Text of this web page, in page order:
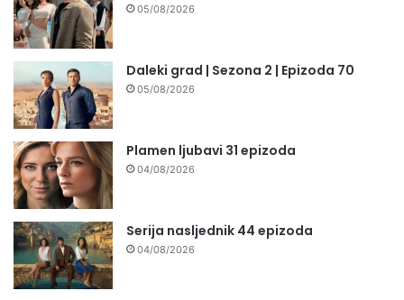
05/08/2026
Daleki grad | Sezona 2 | Epizoda 70
05/08/2026
Plamen ljubavi 31 epizoda
04/08/2026
Serija nasljednik 44 epizoda
04/08/2026